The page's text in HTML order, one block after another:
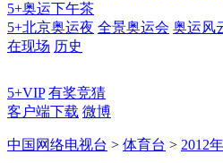
5+奥运下午茶
5+北京奥运夜 全景奥运会 奥运风
在现场 历史
5+VIP 有奖竞猜
客户端下载 微博
中国网络电视台 > 体育台 > 2012